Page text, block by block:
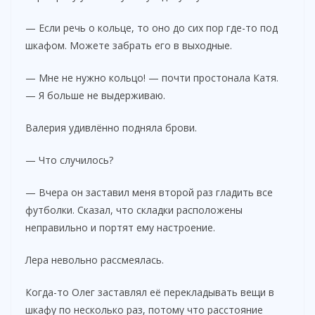
— Если речь о кольце, то оно до сих пор где-то под
шкафом. Можете забрать его в выходные.
— Мне не нужно кольцо! — почти простонала Катя.
— Я больше не выдерживаю.
Валерия удивлённо подняла брови.
— Что случилось?
— Вчера он заставил меня второй раз гладить все
футболки. Сказал, что складки расположены
неправильно и портят ему настроение.
Лера невольно рассмеялась.
Когда-то Олег заставлял её перекладывать вещи в
шкафу по несколько раз, потому что расстояние